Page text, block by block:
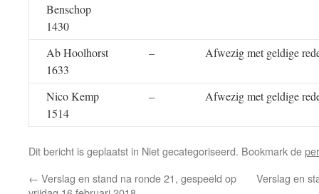
Benschop
1430
Ab Hoolhorst
1633
– Afwezig met geldige
Nico Kemp
1514
– Afwezig met geldige
Dit bericht is geplaatst in Niet gecategoriseerd. Bookmark de
← Verslag en stand na ronde 21, gespeeld op
Verslag en